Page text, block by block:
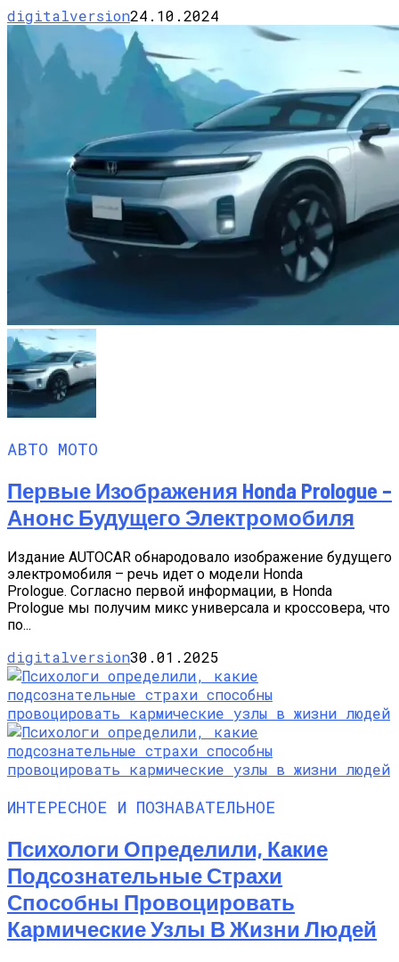
digitalversion24.10.2024
АВТО МОТО
Первые Изображения Honda Prologue –
Анонс Будущего Электромобиля
Издание AUTOCAR обнародовало изображение будущего
электромобиля – речь идет о модели Honda
Prologue. Согласно первой информации, в Honda
Prologue мы получим микс универсала и кроссовера, что
по...
digitalversion30.01.2025
ИНТЕРЕСНОЕ И ПОЗНАВАТЕЛЬНОЕ
Психологи Определили, Какие
Подсознательные Страхи
Способны Провоцировать
Кармические Узлы В Жизни Людей